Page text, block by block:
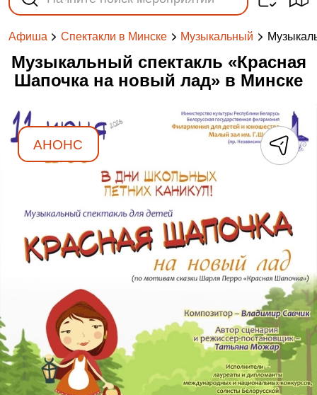
Афиша Спектакли в Минске Музыкальный
Музыкальный спектакль «Красная
Шапочка на новый лад» в Минске
АНОНС